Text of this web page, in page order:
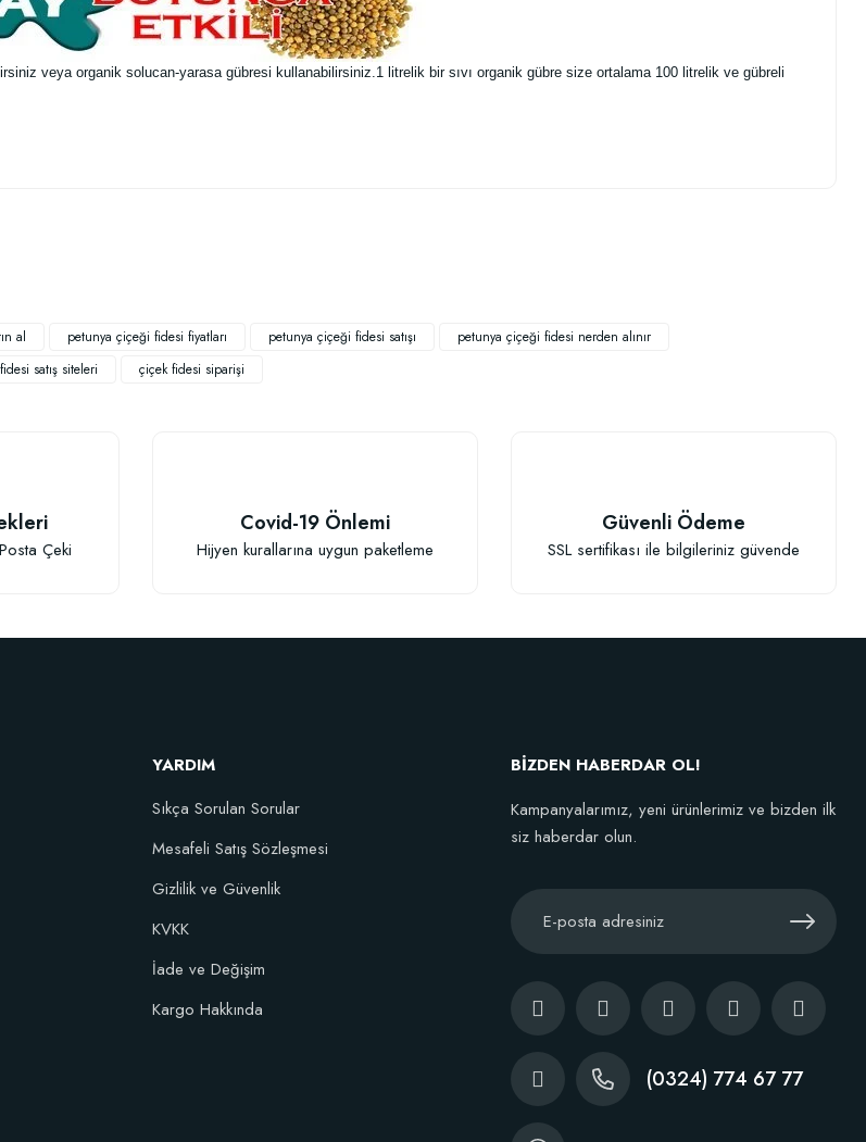
veya organik solucan-yarasa gübresi kullanabilirsiniz.1 litrelik bir sıvı organik gübre size ortalama 100 litrelik ve gübreli
al petunya çiçeği fidesi fiyatları petunya çiçeği fidesi satışı
petunya çiçeği fidesi nerden alınır
satış siteleri çiçek fidesi siparişi
Çeki
Covid-19 Önlemi
Hijyen kurallarına uygun paketleme
Güvenli Ödeme
SSL sertifikası ile bilgileriniz güvende
YARDIM
Sıkça Sorulan Sorular
Mesafeli Satış Sözleşmesi
Gizlilik ve Güvenlik
KVKK
İade ve Değişim
Kargo Hakkında
BİZDEN HABERDAR OL!
Kampanyalarımız, yeni ürünlerimiz ve bizden ilk
siz haberdar olun.
(0324) 774 67 77